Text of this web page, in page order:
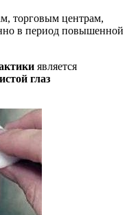
торговым центрам,
в период повышенной
является
глаз